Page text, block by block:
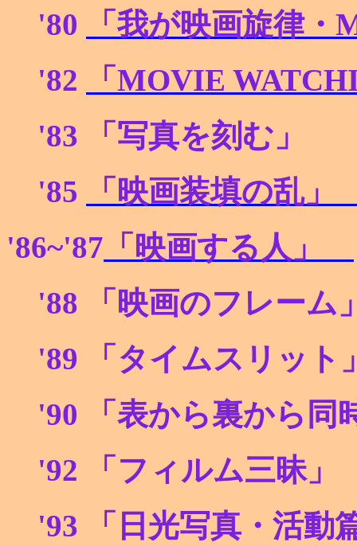
'80
「我が映画旋律・
'82
「MOVIE
'83
「写真を刻む」
'85
「映画装填の乱
'86~'87 「映画する人」
'88
「映画のフレー
'89
「タイムスリッ
'90
「表から裏から
'92
「フィルム三昧
'93
「日光写真・活